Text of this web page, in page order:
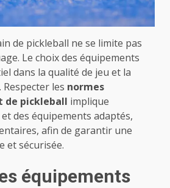
de pickleball ne se limite pas
Le choix des équipements
dans la qualité de jeu et la
les normes
de pickleball implique
des équipements adaptés,
afin de garantir une
et sécurisée.
équipements